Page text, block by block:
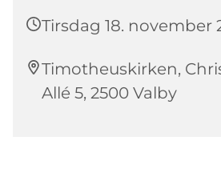
Tirsdag 18. november
Timotheuskirken,
Allé 5, 2500 Valby